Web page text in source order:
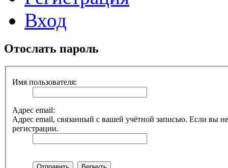
Вход
Отослать пароль
Имя пользователя:
Адрес email:
Адрес email, связанный с вашей учётной записью. Если вы
регистрации.